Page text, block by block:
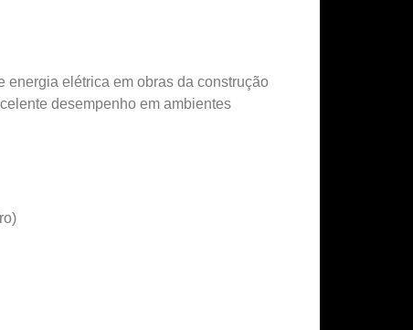
energia elétrica em obras da construção
desempenho em ambientes